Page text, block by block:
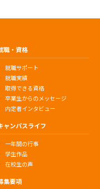
職・資格
就職サポート
就職実績
取得できる資格
卒業生からのメッセージ
内定者インタビュー
ャンパスライフ
一年間の行事
学生作品
在校生の声
集要項